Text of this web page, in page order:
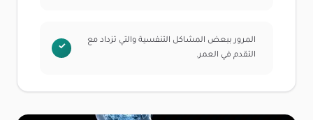
المرور ببعض المشاكل التنفسية والتي تزداد مع
التقدم في العمر.